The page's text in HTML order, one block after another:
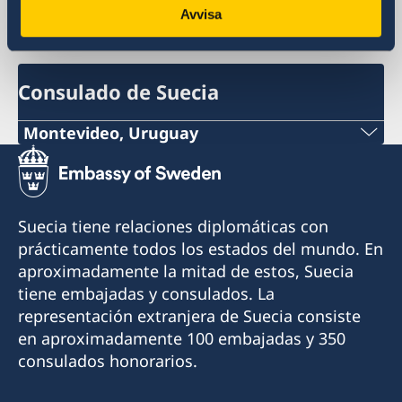
Avvisa
Argentina, Buenos Aires
Consulado de Suecia
Montevideo, Uruguay
Teléfono:
+598 2914 7477
Correo electrónico:
info@suecia.consuladouy.com
Dirección:
Rambla 25 de Agosto 318, Apto. 802, esq. Colón
y Solís
Suecia tiene relaciones diplomáticas con
prácticamente todos los estados del mundo. En
aproximadamente la mitad de estos, Suecia
tiene embajadas y consulados. La
representación extranjera de Suecia consiste
en aproximadamente 100 embajadas y 350
consulados honorarios.